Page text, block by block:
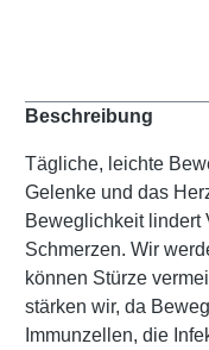
Beschreibung
Tägliche, leichte
Gelenke und das
Beweglichkeit lindert
Schmerzen. Wir
können Stürze
stärken wir, da
Immunzellen, die